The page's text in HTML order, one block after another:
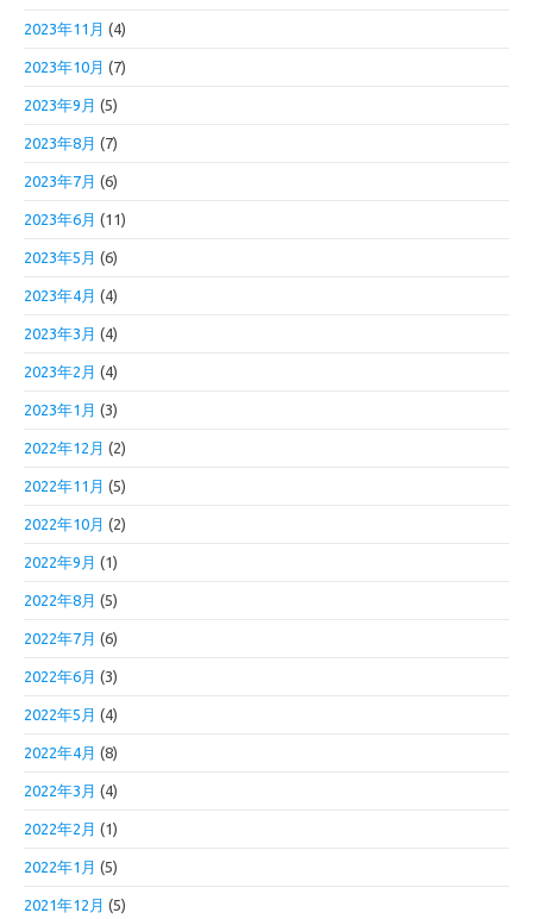
2023年11月 (4)
2023年10月 (7)
2023年9月 (5)
2023年8月 (7)
2023年7月 (6)
2023年6月 (11)
2023年5月 (6)
2023年4月 (4)
2023年3月 (4)
2023年2月 (4)
2023年1月 (3)
2022年12月 (2)
2022年11月 (5)
2022年10月 (2)
2022年9月 (1)
2022年8月 (5)
2022年7月 (6)
2022年6月 (3)
2022年5月 (4)
2022年4月 (8)
2022年3月 (4)
2022年2月 (1)
2022年1月 (5)
2021年12月 (5)